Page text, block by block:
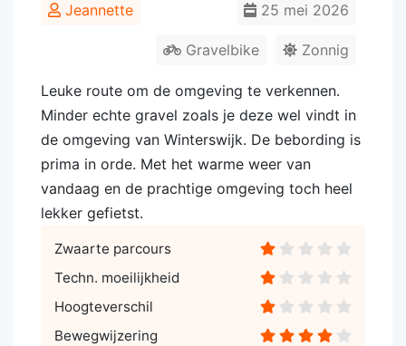
Jeannette 25 mei 2026
Zonnig
Gravelbike
Leuke route om de omgeving te verkennen.
Minder echte gravel zoals je deze wel vindt in
de omgeving van Winterswijk. De bebording is
prima in orde. Met het warme weer van
vandaag en de prachtige omgeving toch heel
lekker gefietst.
Zwaarte parcours
Techn. moeilijkheid
Hoogteverschil
Bewegwijzering